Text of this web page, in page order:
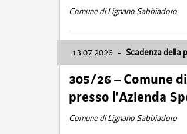
Comune di Lignano Sabbiadoro
13.07.2026 - Scadenza della
305/26 – Comune
presso l’Azienda
Comune di Lignano Sabbiadoro